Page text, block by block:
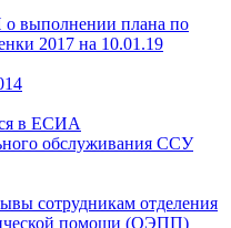
плана по
2017 на 10.01.19
в ЕСИА
обслуживания ССУ
сотрудникам отделения
помощи (ОЭПП)